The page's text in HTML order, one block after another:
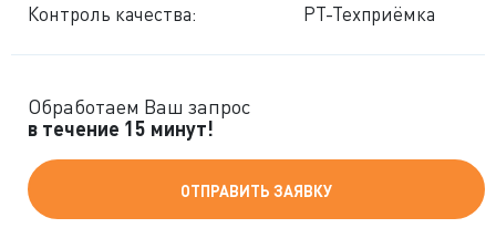
Контроль качества: РТ-Техприёмка
Обработаем Ваш запрос
в течение 15 минут!
ОТПРАВИТЬ ЗАЯВКУ